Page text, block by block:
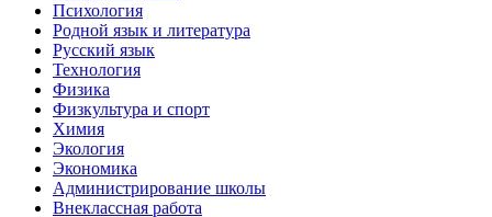
Психология
Родной язык и литература
Русский язык
Технология
Физика
Физкультура и спорт
Химия
Экология
Экономика
Администрирование школы
Внеклассная работа